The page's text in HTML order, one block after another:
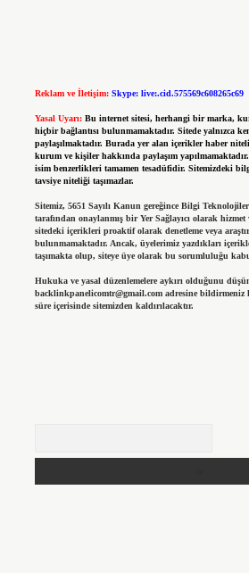
Reklam ve İletişim: Skype: live:.cid.575569c608265c69
Yasal Uyarı: Bu internet sitesi, herhangi bir marka,
hiçbir bağlantısı bulunmamaktadır. Sitede yalnızca
paylaşılmaktadır. Burada yer alan içerikler haber
kurum ve kişiler hakkında paylaşım
isim benzerlikleri tamamen tesadüfidir. Sitemizdeki
tavsiye niteliği taşımazlar.
Sitemiz, 5651 Sayılı Kanun gereğince Bilgi
tarafından onaylanmış bir Yer Sağlayıcı olarak
sitedeki içerikleri proaktif olarak denetleme veya
bulunmamaktadır. Ancak, üyelerimiz yazdıkları
taşımakta olup, siteye üye olarak bu sorumluluğu
Hukuka ve yasal düzenlemelere aykırı olduğunu
backlinkpanelicomtr@gmail.comadresine bildirmeniz
süre içerisinde sitemizden kaldırılacaktır.